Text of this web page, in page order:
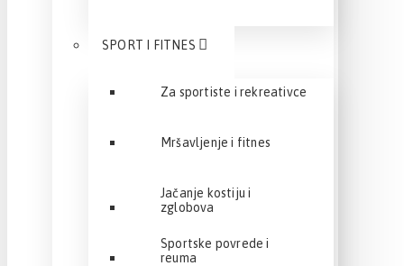
SPORT I FITNES
Za sportiste i rekreativce
Mršavljenje i fitnes
Jačanje kostiju i
zglobova
Sportske povrede i
reuma